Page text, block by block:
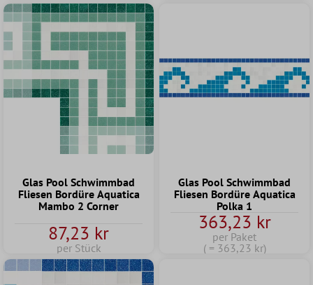
Glas Pool Schwimmbad
Fliesen Bordüre Aquatica
Mambo 2 Corner
87,23 kr
per Stück
Glas Pool Schwimmbad
Fliesen Bordüre Aquatica
Polka 1
363,23 kr
per Paket
( = 363,23 kr)